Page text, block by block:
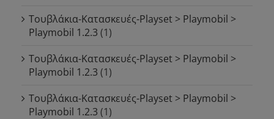
Τουβλάκια-Κατασκευές-Playset > Playmobil >
Playmobil 1.2.3 (1)
Τουβλάκια-Κατασκευές-Playset > Playmobil >
Playmobil 1.2.3 (1)
Τουβλάκια-Κατασκευές-Playset > Playmobil >
Playmobil 1.2.3 (1)